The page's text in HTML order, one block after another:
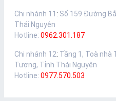
Chi nhánh 11 : Số 159 Đường
Thái Nguyên
Hotline: 0962.301.187
Chi nhánh 12: Tầng 1, Toà nhà
Tượng, Tỉnh Thái Nguyên
Hotline: 0977.570.503